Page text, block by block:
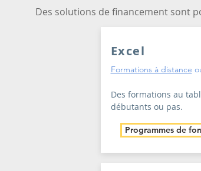
Des solutions de financement sont
Excel
Formations à distance
Des formations au
débutants ou pas.
Programmes de